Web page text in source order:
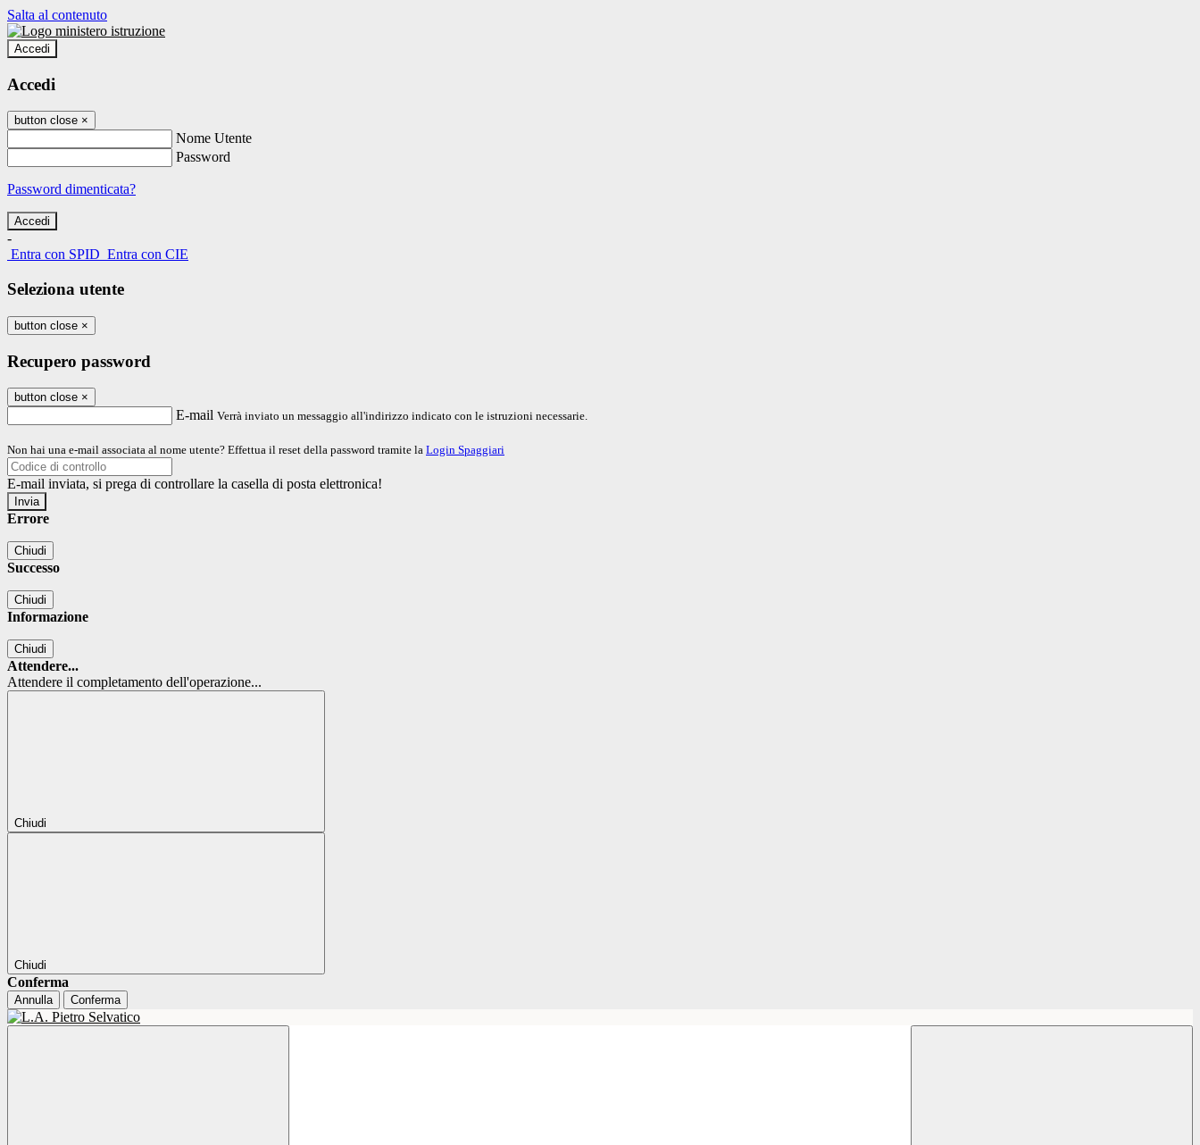
Salta al contenuto
Accedi
Accedi
button close ×
Nome Utente
Password
Password dimenticata?
-
Entra con SPID Entra con CIE
Seleziona utente
button close ×
Recupero password
button close ×
E-mail Verrà inviato un messaggio all'indirizzo indicato con le istruzioni necessarie.
Non hai una e-mail associata al nome utente? Effettua il reset della password tramite la Login Spaggiari
E-mail inviata, si prega di controllare la casella di posta elettronica!
Errore
Chiudi
Successo
Chiudi
Informazione
Chiudi
Attendere...
Attendere il completamento dell'operazione...
Chiudi
Chiudi
Conferma
Annulla Conferma